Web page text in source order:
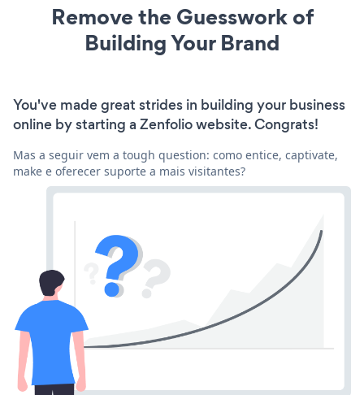
Remove the Guesswork of
Building Your Brand
You've made great strides in building your business
online by starting a Zenfolio website. Congrats!
Mas a seguir vem a tough question: como entice, captivate,
make e oferecer suporte a mais visitantes?